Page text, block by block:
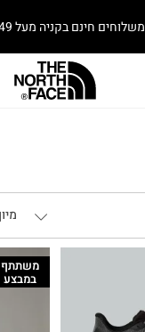
משלוחים חינם בקניה מעל 249 ש"ח
משתתף
במבצע